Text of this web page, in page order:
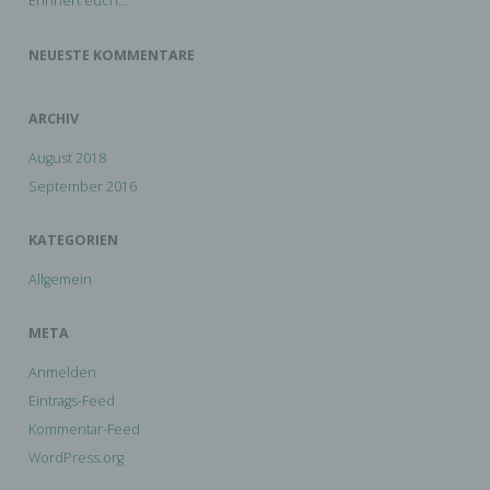
NEUESTE KOMMENTARE
ARCHIV
August 2018
September 2016
KATEGORIEN
Allgemein
META
Anmelden
Eintrags-Feed
Kommentar-Feed
WordPress.org
Personenbezogene Daten sind alle Informationen, die sich auf
indirekt, insbesondere mittels Zuordnung zu einer Kennung
zu einer Online-Kennung oder zu einem oder mehreren
besonderen Merkmalen, die Ausdruck der physischen,
physiologischen, genetischen, psychischen, wirtschaftlichen,
b) betroffene Person
natürliche Person, deren personenbezogene Daten von dem
c) Verarbeitung
Verfahren ausgeführte Vorgang oder jede solche